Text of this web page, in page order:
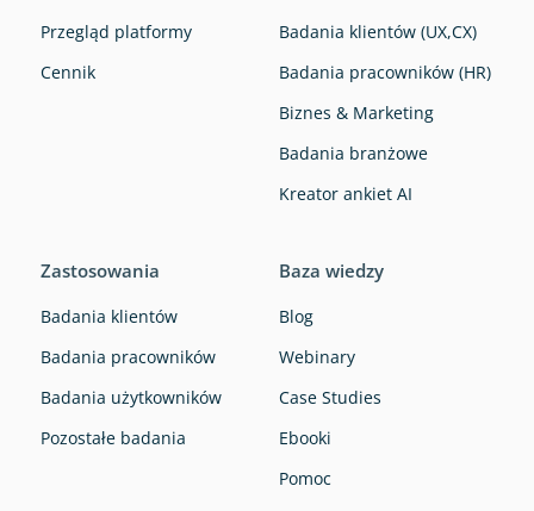
Przegląd platformy
Cennik
Badania klientów (UX,CX)
Badania pracowników (HR)
Biznes & Marketing
Badania branżowe
Kreator ankiet AI
Zastosowania
Badania klientów
Badania pracowników
Badania użytkowników
Pozostałe badania
Baza wiedzy
Blog
Webinary
Case Studies
Ebooki
Pomoc